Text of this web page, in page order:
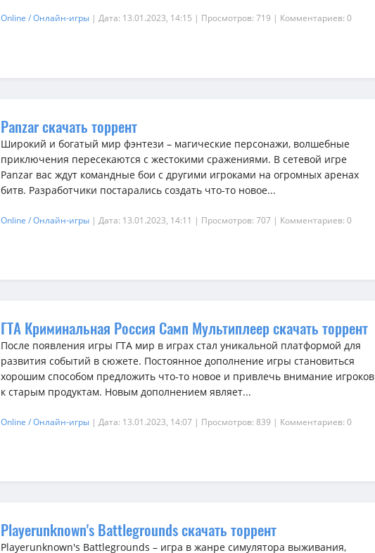
Online / Онлайн-игры | Дата: 13.01.2023, 14:15 | Просмотров: 719 | Комментариев: 0
Panzar скачать торрент
Широкий и богатый мир фэнтези – магические персонажи, волшебные
приключения пересекаются с жестокими сражениями. В сетевой игре
Panzar вас ждут командные бои с другими игроками на огромных аренах
битв. Разработчики постарались создать что-то новое...
Online / Онлайн-игры | Дата: 13.01.2023, 14:11 | Просмотров: 707 | Комментариев: 0
ГТА Криминальная Россия Самп Мультиплеер скачать торрент
После появления игры ГТА мир в играх стал уникальной платформой для
развития событий в сюжете. Постоянное дополнение игры становиться
хорошим способом предложить что-то новое и привлечь внимание игроков
к старым продуктам. Новым дополнением являет...
Online / Онлайн-игры | Дата: 13.01.2023, 14:07 | Просмотров: 839 | Комментариев: 0
Playerunknown's Battlegrounds скачать торрент
Playerunknown's Battlegrounds – игра в жанре симулятора выживания,